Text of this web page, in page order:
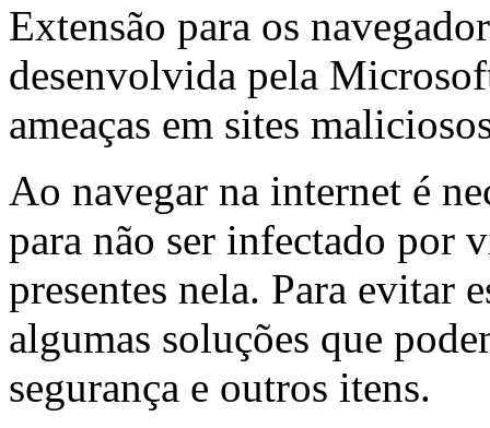
Extensão para os
desenvolvida pela
ameaças em sites
Ao navegar na internet é
para não ser infectado por
presentes nela. Para evitar
algumas soluções que
segurança e outros itens.